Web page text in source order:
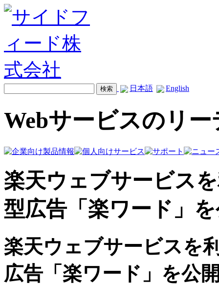
日本語 English
Webサービスのリ
楽天ウェブサービス
型広告「楽ワード」
楽天ウェブサービスを
広告「楽ワード」を公